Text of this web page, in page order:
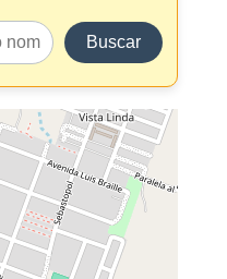
Buscar